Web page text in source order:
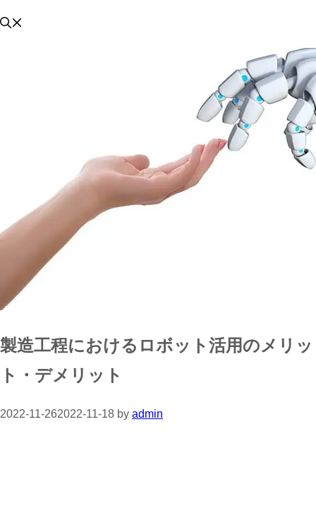
製造工程におけるロボット活用のメリッ
ト・デメリット
2022-11-262022-11-18 by admin